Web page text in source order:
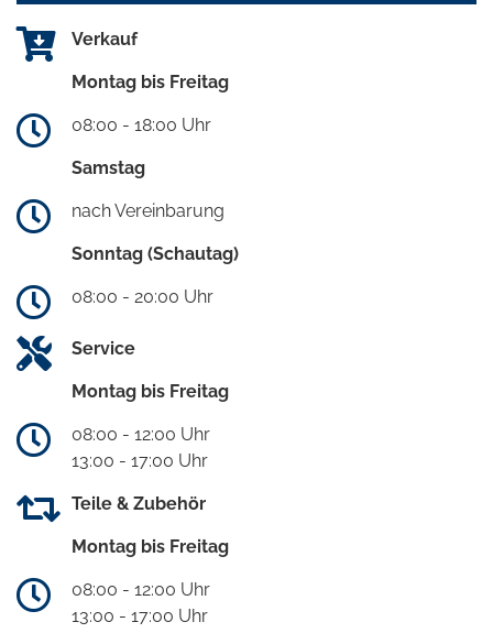
Verkauf
Montag bis Freitag
08:00 - 18:00 Uhr
Samstag
nach Vereinbarung
Sonntag (Schautag)
08:00 - 20:00 Uhr
Service
Montag bis Freitag
08:00 - 12:00 Uhr
13:00 - 17:00 Uhr
Teile & Zubehör
Montag bis Freitag
08:00 - 12:00 Uhr
13:00 - 17:00 Uhr